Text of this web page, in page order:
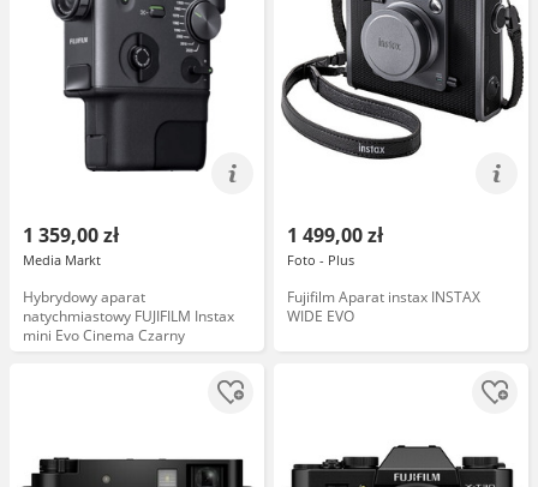
1 359,00 zł
Media Markt
Hybrydowy aparat
natychmiastowy FUJIFILM Instax
mini Evo Cinema Czarny
1 499,00 zł
Foto - Plus
Fujifilm Aparat instax INSTAX
WIDE EVO